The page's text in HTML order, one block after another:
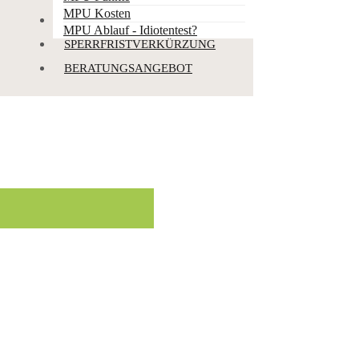
MPU Kosten
MPU Ablauf - Idiotentest?
PUNKTEABBBAU
SPERRFRISTVERKÜRZUNG
BERATUNGSANGEBOT